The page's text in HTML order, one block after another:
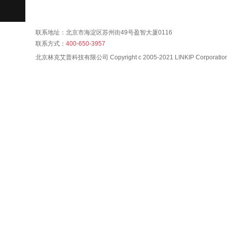
联系地址：北京市海淀区苏州街49号盈智大厦0116
联系方式： 400-650-3957
北京林克艾普科技有限公司 Copyright c 2005-2021 LINKIP